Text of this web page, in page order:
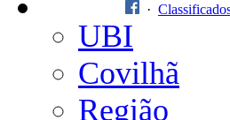
·
UBI
Covilhã
Região